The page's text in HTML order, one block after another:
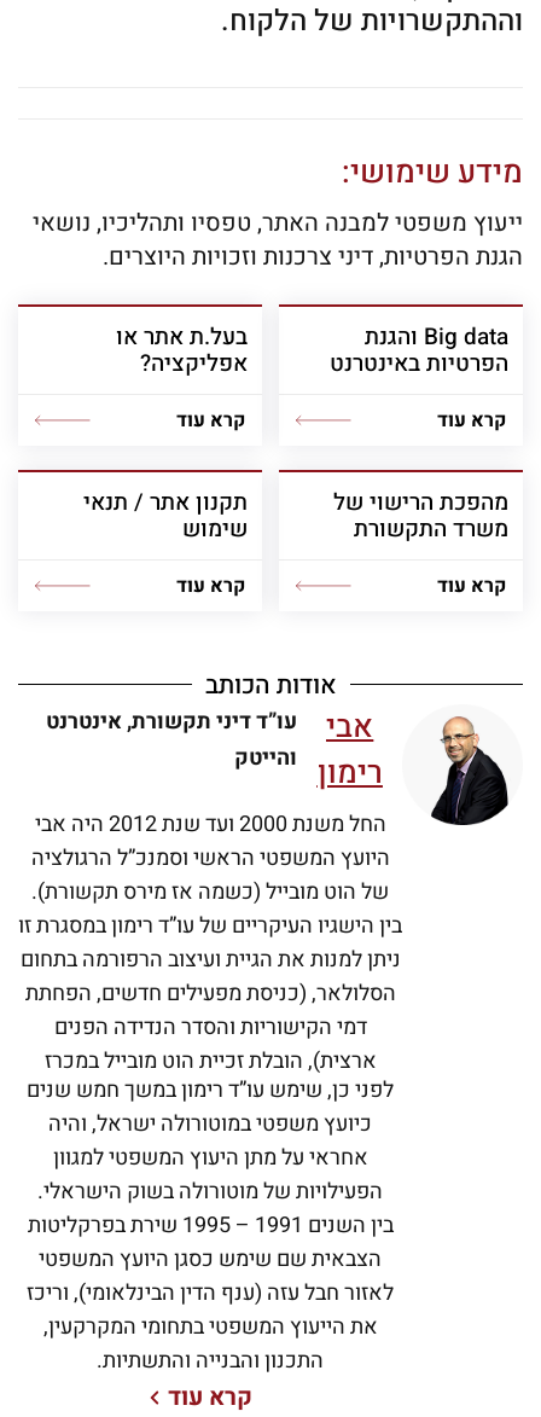
וההתקשרויות של הלקוח.
מידע שימושי:
ייעוץ משפטי למבנה האתר, טפסיו ותהליכיו, נושאי
הגנת הפרטיות, דיני צרכנות וזכויות היוצרים.
Big data והגנת
הפרטיות באינטרנט
קרא עוד
בעל.ת אתר או
אפליקציה?
קרא עוד
מהפכת הרישוי של
משרד התקשורת
קרא עוד
תקנון אתר / תנאי
שימוש
קרא עוד
אודות הכותב
אבי
רימון
עו”ד דיני תקשורת, אינטרנט
והייטק
החל משנת 2000 ועד שנת 2012 היה אבי
היועץ המשפטי הראשי וסמנכ”ל הרגולציה
של הוט מובייל (כשמה אז מירס תקשורת).
בין הישגיו העיקריים של עו”ד רימון במסגרת זו
ניתן למנות את הגיית ועיצוב הרפורמה בתחום
הסלולאר, (כניסת מפעילים חדשים, הפחתת
דמי הקישוריות והסדר הנדידה הפנים
ארצית), הובלת זכיית הוט מובייל במכרז
התדרים בשנת 2011, בלימת החמרת
רגולציית אתרי השידור והשגת הרישיון
הסלולארי הראשון של חברה זו. כמו כן, היה
עו”ד רימון שותף למשלחת מדינת ישראל
לכנס הטלקומוניקציה העולמי (ITU) בתחום
תדרי הרדיו.
לפני כן, שימש עו”ד רימון במשך חמש שנים
כיועץ משפטי במוטורולה ישראל, והיה
אחראי על מתן היעוץ המשפטי למגוון
הפעילויות של מוטורולה בשוק הישראלי.
בין השנים 1991 – 1995 שירת בפרקליטות
הצבאית שם שימש כסגן היועץ המשפטי
לאזור חבל עזה (ענף הדין הבינלאומי), וריכז
את הייעוץ המשפטי בתחומי המקרקעין,
התכנון והבנייה והתשתיות.
קרא עוד